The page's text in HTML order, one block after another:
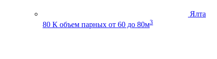
Ялта
80 К объем парных от 60 до 80м3